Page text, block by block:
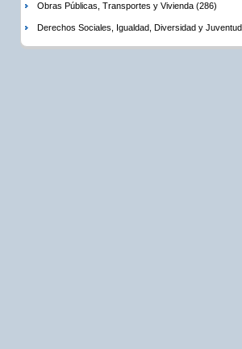
Obras Públicas, Transportes y Vivienda (286)
Derechos Sociales, Igualdad, Diversidad y Juventud